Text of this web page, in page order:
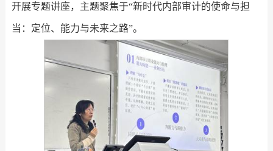
开展专题讲座，主题聚焦于“新时代内部审计的使命与担
当：定位、能力与未来之路”。